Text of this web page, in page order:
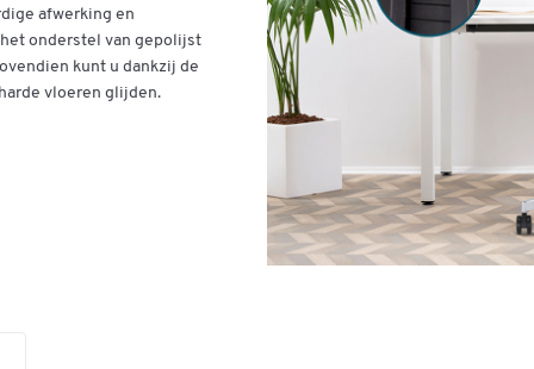
afwerking en
onderstel van gepolijst
kunt u dankzij de
vloeren glijden.